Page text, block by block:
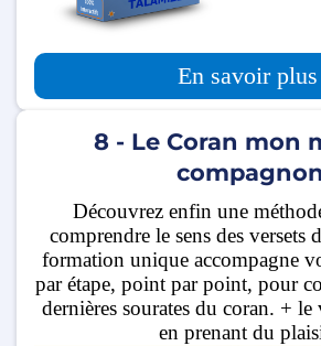
En savoir plus
8 - Le Coran mon
compagnon
Découvrez enfin une
comprendre le sens des versets
formation unique accompagne
par étape, point par point, pour
dernières sourates du coran. +
en prenant du